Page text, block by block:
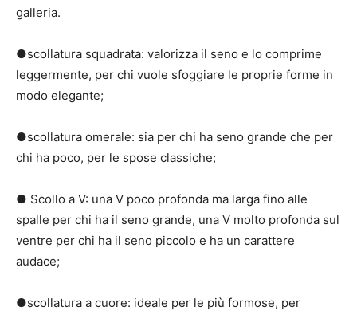
galleria.
●scollatura squadrata: valorizza il seno e lo comprime
leggermente, per chi vuole sfoggiare le proprie forme in
modo elegante;
●scollatura omerale: sia per chi ha seno grande che per
chi ha poco, per le spose classiche;
● Scollo a V: una V poco profonda ma larga fino alle
spalle per chi ha il seno grande, una V molto profonda sul
ventre per chi ha il seno piccolo e ha un carattere
audace;
●scollatura a cuore: ideale per le più formose, per